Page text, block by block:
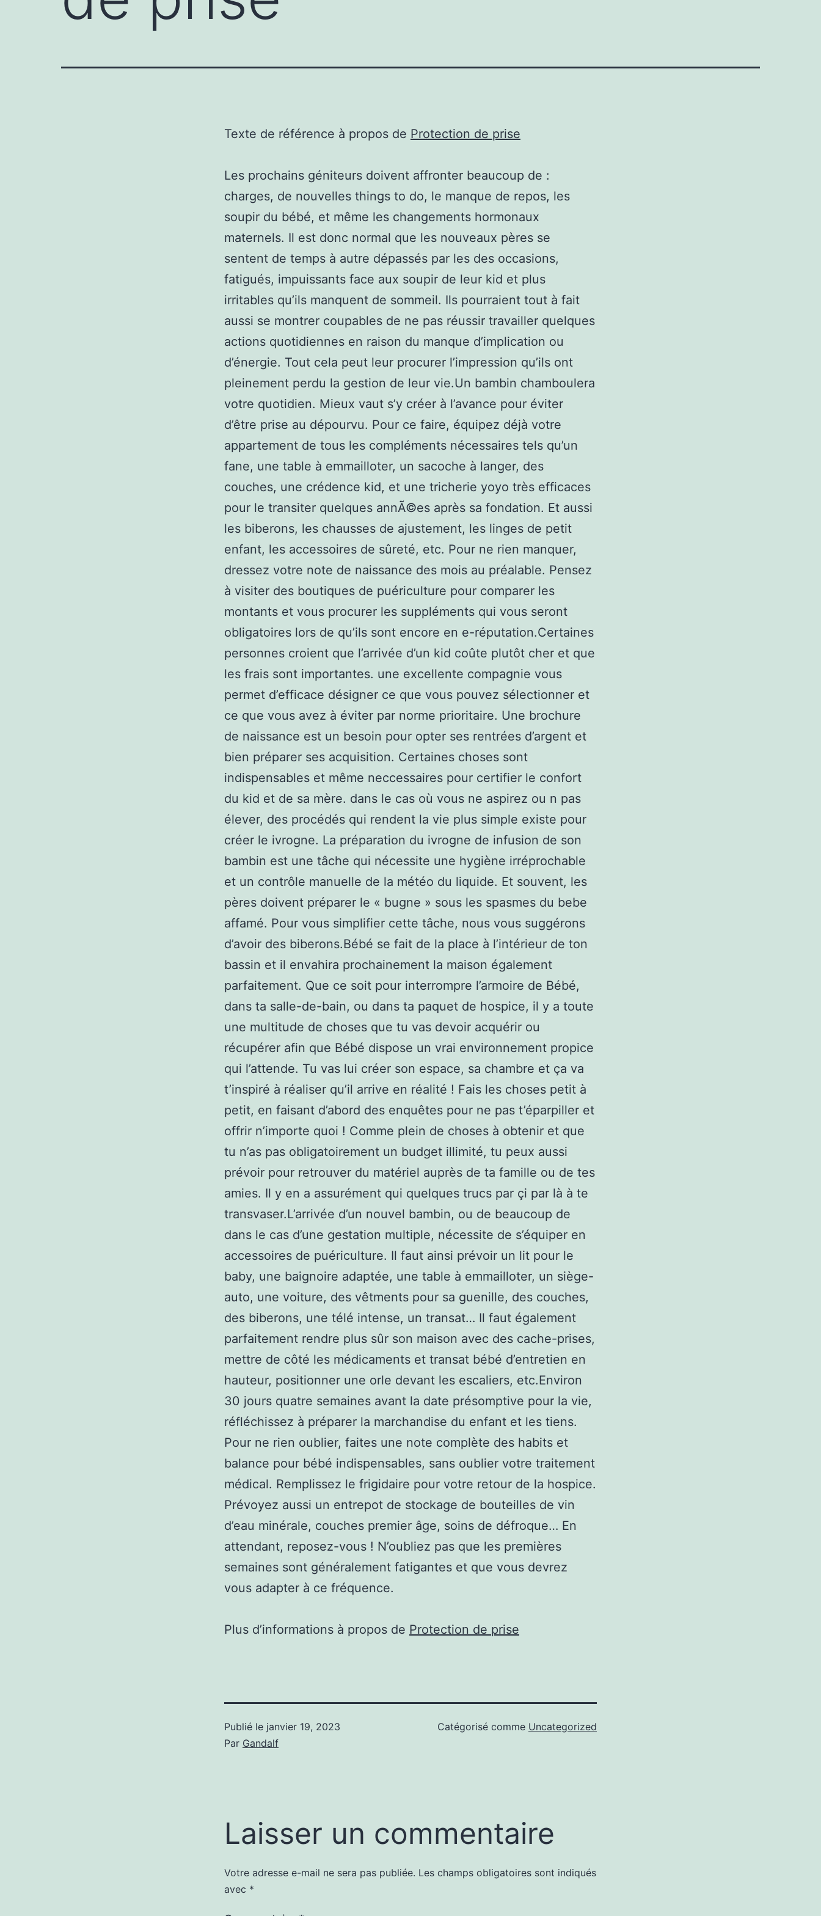
Texte de référence à propos de Protection de prise
Les prochains géniteurs doivent affronter beaucoup de :
charges, de nouvelles things to do, le manque de repos, les
soupir du bébé, et même les changements hormonaux
maternels. Il est donc normal que les nouveaux pères se
sentent de temps à autre dépassés par les des occasions,
fatigués, impuissants face aux soupir de leur kid et plus
irritables qu’ils manquent de sommeil. Ils pourraient tout à fait
aussi se montrer coupables de ne pas réussir travailler quelques
actions quotidiennes en raison du manque d’implication ou
d’énergie. Tout cela peut leur procurer l’impression qu’ils ont
pleinement perdu la gestion de leur vie.Un bambin chamboulera
votre quotidien. Mieux vaut s’y créer à l’avance pour éviter
d’être prise au dépourvu. Pour ce faire, équipez déjà votre
appartement de tous les compléments nécessaires tels qu’un
fane, une table à emmailloter, un sacoche à langer, des
couches, une crédence kid, et une tricherie yoyo très efficaces
pour le transiter quelques annÃ©es après sa fondation. Et aussi
les biberons, les chausses de ajustement, les linges de petit
enfant, les accessoires de sûreté, etc. Pour ne rien manquer,
dressez votre note de naissance des mois au préalable. Pensez
à visiter des boutiques de puériculture pour comparer les
montants et vous procurer les suppléments qui vous seront
obligatoires lors de qu’ils sont encore en e-réputation.Certaines
personnes croient que l’arrivée d’un kid coûte plutôt cher et que
les frais sont importantes. une excellente compagnie vous
permet d’efficace désigner ce que vous pouvez sélectionner et
ce que vous avez à éviter par norme prioritaire. Une brochure
de naissance est un besoin pour opter ses rentrées d’argent et
bien préparer ses acquisition. Certaines choses sont
indispensables et même neccessaires pour certifier le confort
du kid et de sa mère. dans le cas où vous ne aspirez ou n pas
élever, des procédés qui rendent la vie plus simple existe pour
créer le ivrogne. La préparation du ivrogne de infusion de son
bambin est une tâche qui nécessite une hygiène irréprochable
et un contrôle manuelle de la météo du liquide. Et souvent, les
pères doivent préparer le « bugne » sous les spasmes du bebe
affamé. Pour vous simplifier cette tâche, nous vous suggérons
d’avoir des biberons.Bébé se fait de la place à l’intérieur de ton
bassin et il envahira prochainement la maison également
parfaitement. Que ce soit pour interrompre l’armoire de Bébé,
dans ta salle-de-bain, ou dans ta paquet de hospice, il y a toute
une multitude de choses que tu vas devoir acquérir ou
récupérer afin que Bébé dispose un vrai environnement propice
qui l’attende. Tu vas lui créer son espace, sa chambre et ça va
t’inspiré à réaliser qu’il arrive en réalité ! Fais les choses petit à
petit, en faisant d’abord des enquêtes pour ne pas t’éparpiller et
offrir n’importe quoi ! Comme plein de choses à obtenir et que
tu n’as pas obligatoirement un budget illimité, tu peux aussi
prévoir pour retrouver du matériel auprès de ta famille ou de tes
amies. Il y en a assurément qui quelques trucs par çi par là à te
transvaser.L’arrivée d’un nouvel bambin, ou de beaucoup de
dans le cas d’une gestation multiple, nécessite de s’équiper en
accessoires de puériculture. Il faut ainsi prévoir un lit pour le
baby, une baignoire adaptée, une table à emmailloter, un siège-
auto, une voiture, des vêtments pour sa guenille, des couches,
des biberons, une télé intense, un transat… Il faut également
parfaitement rendre plus sûr son maison avec des cache-prises,
mettre de côté les médicaments et transat bébé d’entretien en
hauteur, positionner une orle devant les escaliers, etc.Environ
30 jours quatre semaines avant la date présomptive pour la vie,
réfléchissez à préparer la marchandise du enfant et les tiens.
Pour ne rien oublier, faites une note complète des habits et
balance pour bébé indispensables, sans oublier votre traitement
médical. Remplissez le frigidaire pour votre retour de la hospice.
Prévoyez aussi un entrepot de stockage de bouteilles de vin
d’eau minérale, couches premier âge, soins de défroque… En
attendant, reposez-vous ! N’oubliez pas que les premières
semaines sont généralement fatigantes et que vous devrez
vous adapter à ce fréquence.
Plus d’informations à propos de Protection de prise
Publié le janvier 19, 2023
Par Gandalf
Catégorisé comme Uncategorized
Laisser un commentaire
Votre adresse e-mail ne sera pas publiée. Les champs obligatoires sont indiqués
avec *